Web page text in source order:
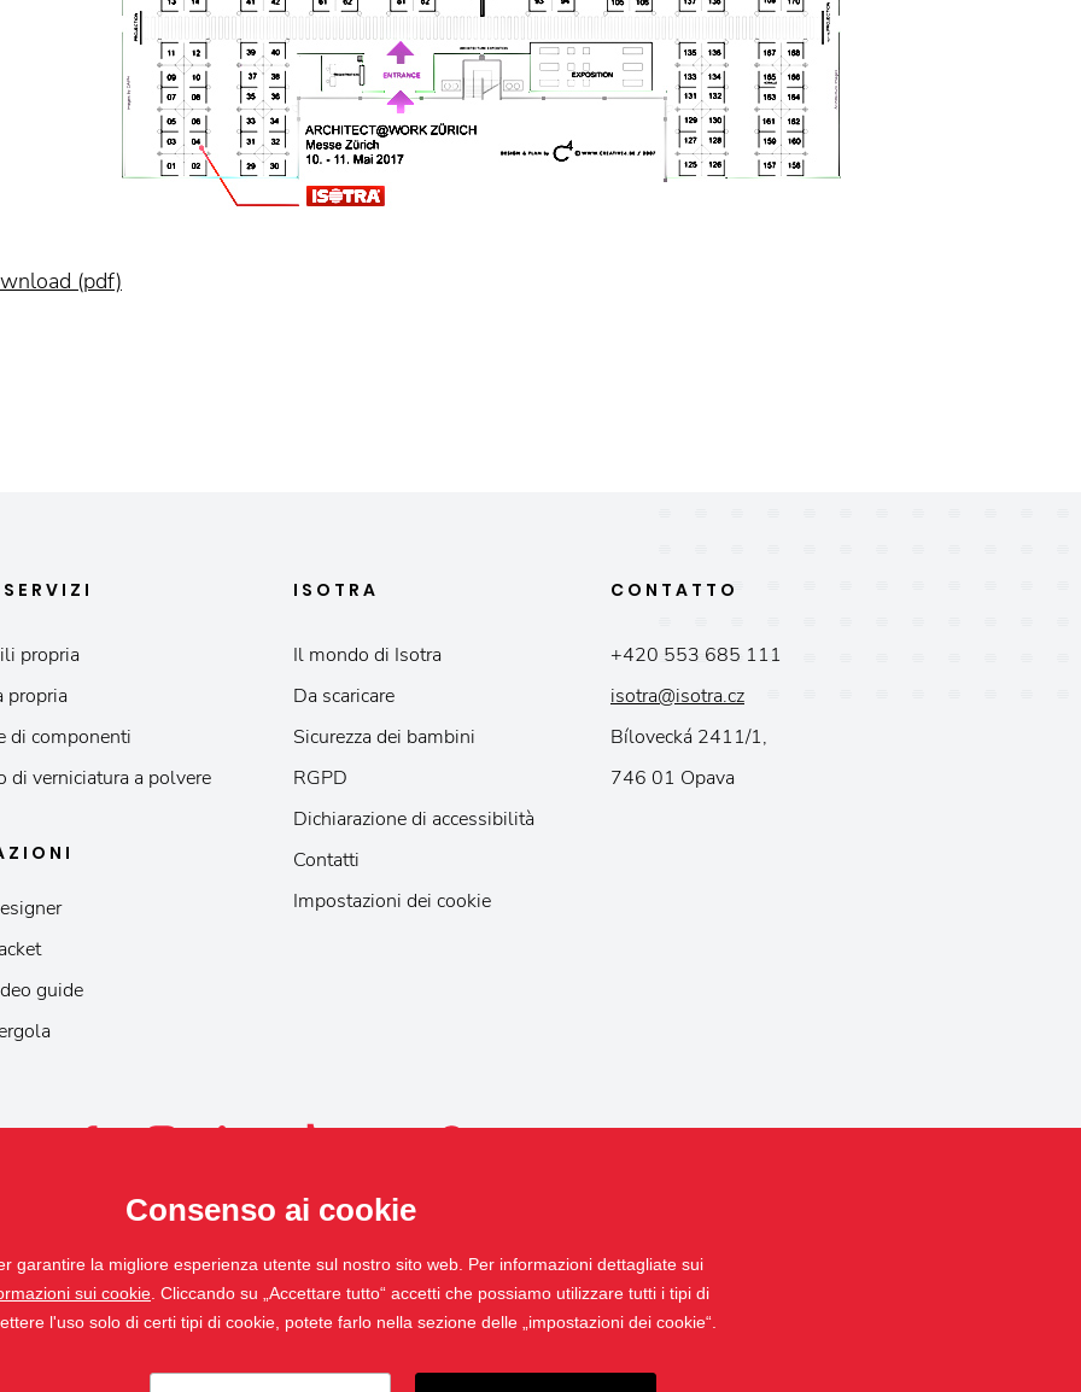
(pdf)
SERVIZI
propria
propria
di componenti
di verniciatura a polvere
guide
ISOTRA
Il mondo di Isotra
Da scaricare
Sicurezza dei bambini
RGPD
Dichiarazione di accessibilità
Contatti
Impostazioni dei cookie
CONTATTO
+420 553 685 111
isotra@isotra.cz
Bílovecká 2411/1,
746 01 Opava
Consenso ai cookie
garantire la migliore esperienza utente sul nostro sito web. Per informazioni dettagliate sui
sui cookie . Cliccando su „Accettare tutto“ accetti che possiamo utilizzare tutti i tipi di
l'uso solo di certi tipi di cookie, potete farlo nella sezione delle „impostazioni dei cookie“.